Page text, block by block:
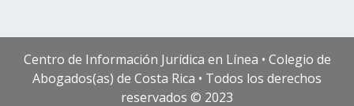
Centro de Información Jurídica en Línea • Colegio de
Abogados(as) de Costa Rica • Todos los derechos
reservados © 2023